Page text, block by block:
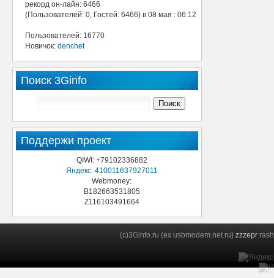
рекорд он-лайн: 6466
(Пользователей: 0, Гостей: 6466) в 08 мая : 06:12
Пользователей: 16770
Новичок: denchet
Поиск 3Ginfo
Поддержи проект
QIWI: +79102336882
Яндекс: 410011637927011
Webmoney:
B182663531805
Z116103491664
(c)3Ginfo.ru (ex usbmodem.net.ru) zzzepr